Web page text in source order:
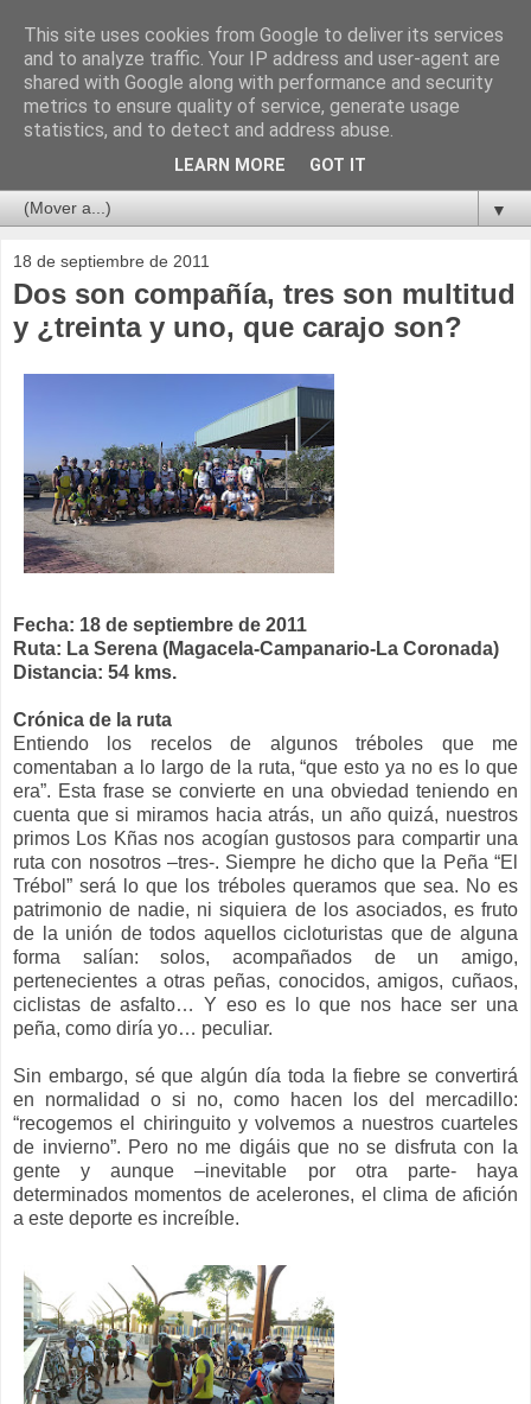
▼
18 de septiembre de 2011
Dos son compañía, tres son multitud
y ¿treinta y uno, que carajo son?
Fecha: 18 de septiembre de 2011
Ruta: La Serena (Magacela-Campanario-La Coronada)
Distancia: 54 kms.
Crónica de la ruta
Entiendo los recelos de algunos tréboles que me
comentaban a lo largo de la ruta, “que esto ya no es lo que
era”. Esta frase se convierte en una obviedad teniendo en
cuenta que si miramos hacia atrás, un año quizá, nuestros
primos Los Kñas nos acogían gustosos para compartir una
ruta con nosotros –tres-. Siempre he dicho que la Peña “El
Trébol” será lo que los tréboles queramos que sea. No es
patrimonio de nadie, ni siquiera de los asociados, es fruto
de la unión de todos aquellos cicloturistas que de alguna
forma salían: solos, acompañados de un amigo,
pertenecientes a otras peñas, conocidos, amigos, cuñaos,
ciclistas de asfalto… Y eso es lo que nos hace ser una
peña, como diría yo… peculiar.
Sin embargo, sé que algún día toda la fiebre se convertirá
en normalidad o si no, como hacen los del mercadillo:
“recogemos el chiringuito y volvemos a nuestros cuarteles
de invierno”. Pero no me digáis que no se disfruta con la
gente y aunque –inevitable por otra parte- haya
determinados momentos de acelerones, el clima de afición
a este deporte es increíble.
This site uses cookies from Google to deliver its services
and to analyze traffic. Your IP address and user-agent are
shared with Google along with performance and security
metrics to ensure quality of service, generate usage
statistics, and to detect and address abuse.
LEARN MORE GOT IT